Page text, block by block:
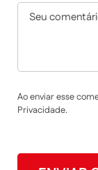
Ao enviar esse
Privacidade.